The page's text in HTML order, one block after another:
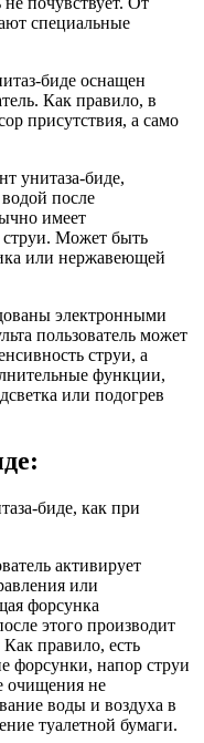
специальные
биде оснащен
Как правило, в
присутствия, а само
унитаза-биде,
после
имеет
струи. Может быть
или нержавеющей
электронными
пользователь может
струи, а
функции,
или подогрев
биде, как при
активирует
или
форсунка
этого производит
правило, есть
форсунки, напор струи
очищения не
воды и воздуха в
туалетной бумаги.